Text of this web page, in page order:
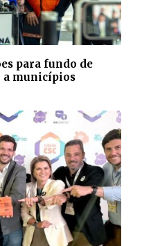
para fundo de
a municípios